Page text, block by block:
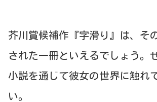
芥川賞候補作『字滑り』は、そ
された一冊といえるでしょう。
小説を通じて彼女の世界に触れ
い。